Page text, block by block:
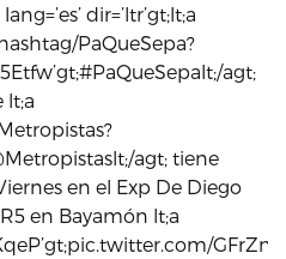
dir=’ltr’gt;lt;a
PaQueSepa?
agt;
lt;a
agt; tiene
en el Exp De Diego
en Bayamón lt;a